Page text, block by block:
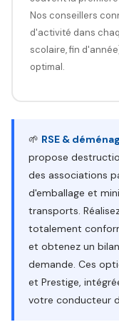
Nos conseillers
d'activité dans
scolaire, fin
optimal.
🌱 RSE &
propose
des associations
d'emballage et
transports.
totalement
et obtenez un
demande. Ces
et Prestige,
votre conducteur